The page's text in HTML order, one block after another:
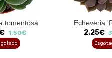
tomentosa
1.50€
Echeveria
2.25€